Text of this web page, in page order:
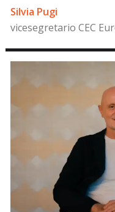
Silvia Pugi
vicesegretario CEC